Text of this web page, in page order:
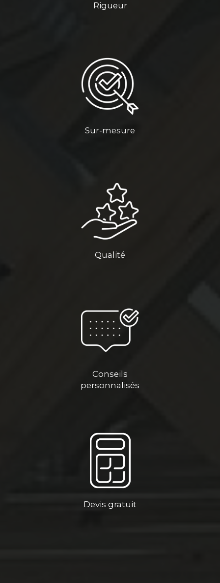
Rigueur
Sur-mesure
Qualité
Conseils
personnalisés
Devis gratuit